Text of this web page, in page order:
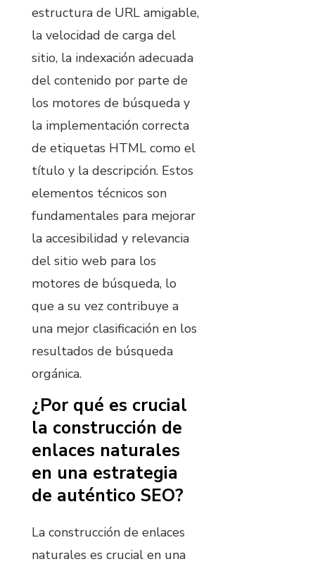
estructura de URL amigable,
la velocidad de carga del
sitio, la indexación adecuada
del contenido por parte de
los motores de búsqueda y
la implementación correcta
de etiquetas HTML como el
título y la descripción. Estos
elementos técnicos son
fundamentales para mejorar
la accesibilidad y relevancia
del sitio web para los
motores de búsqueda, lo
que a su vez contribuye a
una mejor clasificación en los
resultados de búsqueda
orgánica.
¿Por qué es crucial
la construcción de
enlaces naturales
en una estrategia
de auténtico SEO?
La construcción de enlaces
naturales es crucial en una